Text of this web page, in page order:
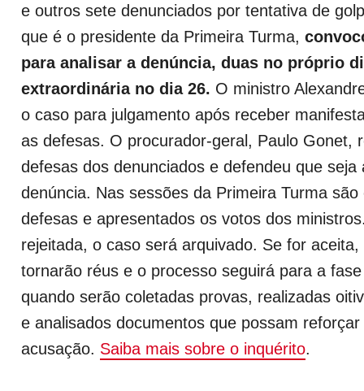
e outros sete denunciados por tentativa de
que é o presidente da Primeira Turma,
para analisar a denúncia, duas no próprio
extraordinária no dia 26. O ministro
o caso para julgamento após receber
as defesas. O procurador-geral, Paulo Gonet,
defesas dos denunciados e defendeu que seja
denúncia. Nas sessões da Primeira Turma
defesas e apresentados os votos dos
rejeitada, o caso será arquivado. Se for
tornarão réus e o processo seguirá para a
quando serão coletadas provas, realizadas
e analisados documentos que possam
acusação. Saiba mais sobre o inquérito.